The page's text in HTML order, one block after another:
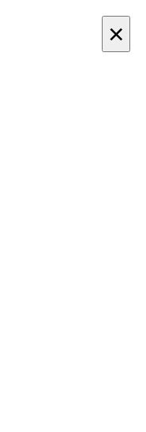
×